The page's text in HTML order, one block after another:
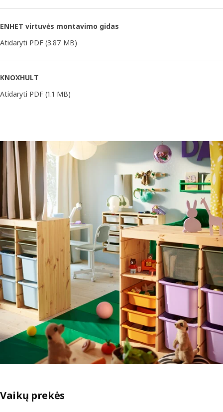
ENHET virtuvės montavimo gidas
Atidaryti PDF (3.87 MB)
KNOXHULT
Atidaryti PDF (1.1 MB)
Vaikų prekės